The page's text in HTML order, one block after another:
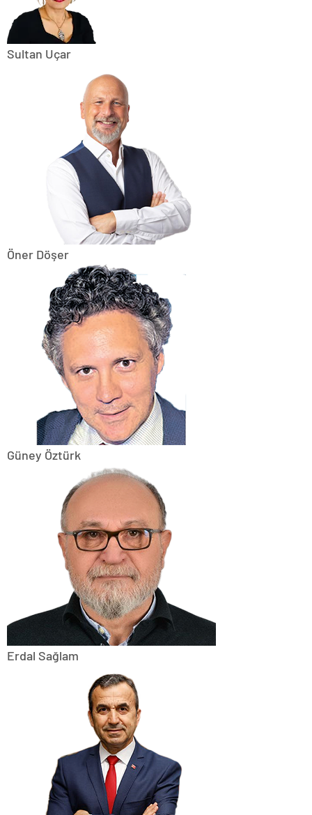
Sultan Uçar
Öner Döşer
Güney Öztürk
Erdal Sağlam